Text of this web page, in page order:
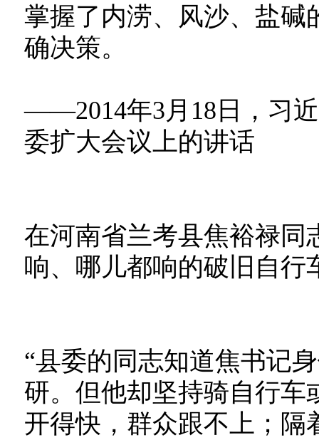
掌握了内涝、风沙、盐碱
确决策。
——2014年3月18日，习
委扩大会议上的讲话
在河南省兰考县焦裕禄同
响、哪儿都响的破旧自行
“县委的同志知道焦书记
研。但他却坚持骑自行车
开得快，群众跟不上；隔